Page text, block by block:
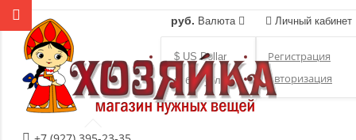
Личный кабинет
Регистрация
Авторизация
руб. Валюта
$ US Dollar
руб. Рубль